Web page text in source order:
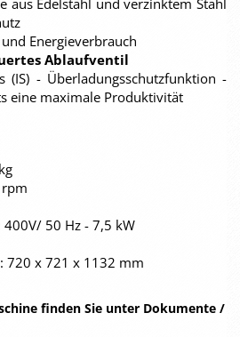
aus Edelstahl und verzinktem Stahl
Energieverbrauch
Ablaufventil
(IS) - Überladungsschutzfunktion -
eine maximale Produktivität
50 Hz - 7,5 kW
720 x 721 x 1132 mm
finden Sie unter Dokumente /